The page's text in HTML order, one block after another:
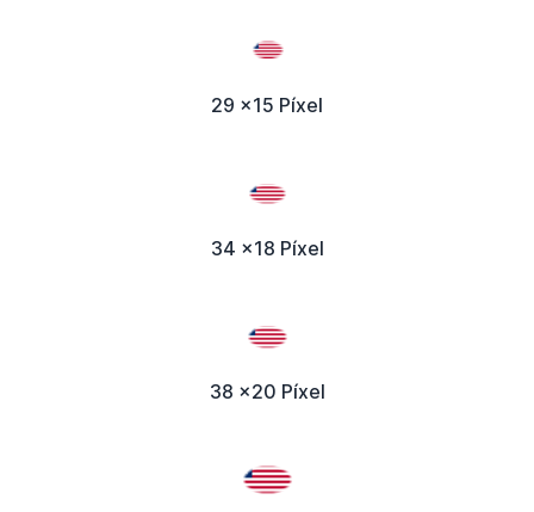
29 x15 Píxel
34 x18 Píxel
38 x20 Píxel